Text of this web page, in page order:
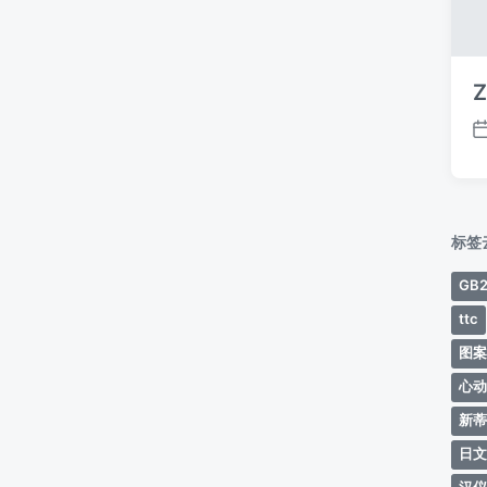
发
标签
ttc
图
心
新
日文